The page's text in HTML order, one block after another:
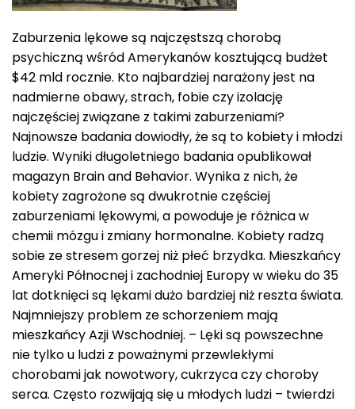
Zaburzenia lękowe są najczęstszą chorobą
psychiczną wśród Amerykanów kosztującą budżet
$42 mld rocznie. Kto najbardziej narażony jest na
nadmierne obawy, strach, fobie czy izolację
najczęściej związane z takimi zaburzeniami?
Najnowsze badania dowiodły, że są to kobiety i młodzi
ludzie. Wyniki długoletniego badania opublikował
magazyn Brain and Behavior. Wynika z nich, że
kobiety zagrożone są dwukrotnie częściej
zaburzeniami lękowymi, a powoduje je różnica w
chemii mózgu i zmiany hormonalne. Kobiety radzą
sobie ze stresem gorzej niż płeć brzydka. Mieszkańcy
Ameryki Północnej i zachodniej Europy w wieku do 35
lat dotknięci są lękami dużo bardziej niż reszta świata.
Najmniejszy problem ze schorzeniem mają
mieszkańcy Azji Wschodniej. – Lęki są powszechne
nie tylko u ludzi z poważnymi przewlekłymi
chorobami jak nowotwory, cukrzyca czy choroby
serca. Często rozwijają się u młodych ludzi – twierdzi